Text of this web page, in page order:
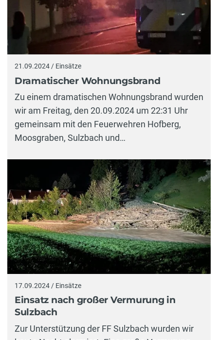
21.09.2024 / Einsätze
Dramatischer Wohnungsbrand
Zu einem dramatischen Wohnungsbrand wurden
wir am Freitag, den 20.09.2024 um 22:31 Uhr
gemeinsam mit den Feuerwehren Hofberg,
Moosgraben, Sulzbach und…
17.09.2024 / Einsätze
Einsatz nach großer Vermurung in
Sulzbach
Zur Unterstützung der FF Sulzbach wurden wir